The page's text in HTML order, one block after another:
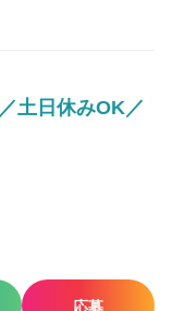
土日休みOK／
応募